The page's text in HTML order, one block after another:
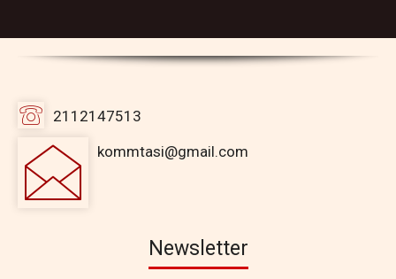
2112147513
kommtasi@gmail.com
Newsletter